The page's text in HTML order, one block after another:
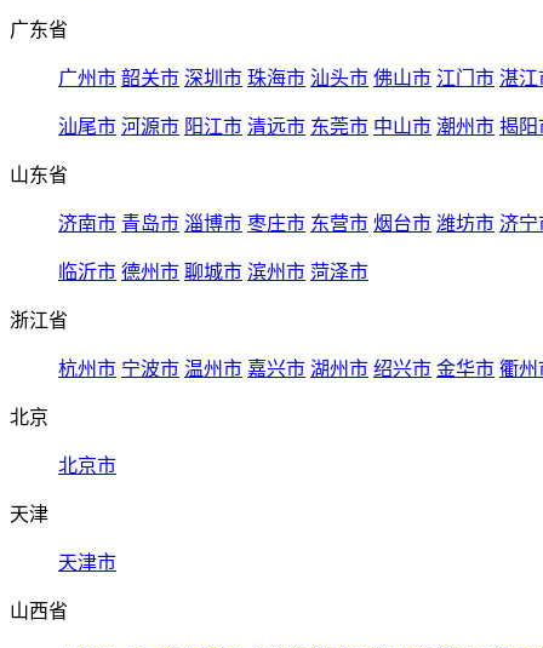
广东省
广州市 韶关市 深圳市 珠海市 汕头市 佛山市 江门市 湛江
汕尾市 河源市 阳江市 清远市 东莞市 中山市 潮州市 揭阳
山东省
济南市 青岛市 淄博市 枣庄市 东营市 烟台市 潍坊市 济宁
临沂市 德州市 聊城市 滨州市 菏泽市
浙江省
杭州市 宁波市 温州市 嘉兴市 湖州市 绍兴市 金华市 衢州
北京
北京市
天津
天津市
山西省